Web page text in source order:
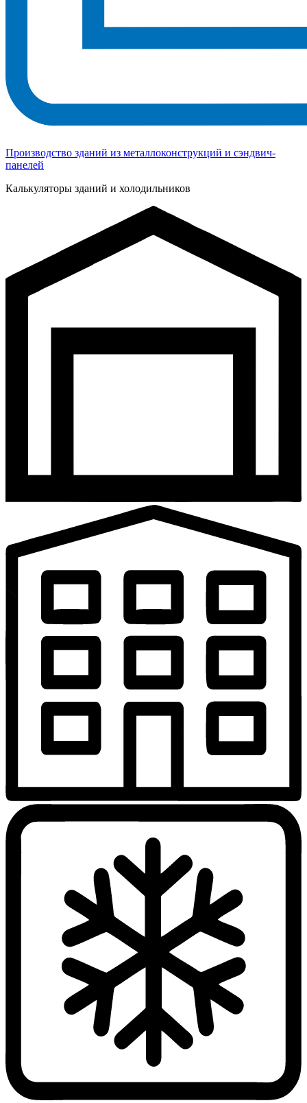
Производство зданий из металлоконструкций и сэндвич-
панелей
Калькуляторы зданий и холодильников